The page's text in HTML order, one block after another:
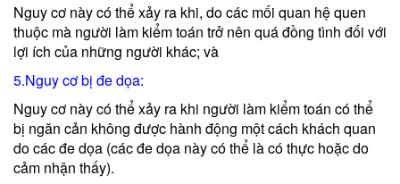
Nguy cơ này có thể xảy ra khi, do các mối quan hệ quen
thuộc mà người làm kiểm toán trở nên quá đồng tình đối với
lợi ích của những người khác; và
5.Nguy cơ bị đe dọa:
Nguy cơ này có thể xảy ra khi người làm kiểm toán có thể
bị ngăn cản không được hành động một cách khách quan
do các đe dọa (các đe dọa này có thể là có thực hoặc do
cảm nhận thấy).